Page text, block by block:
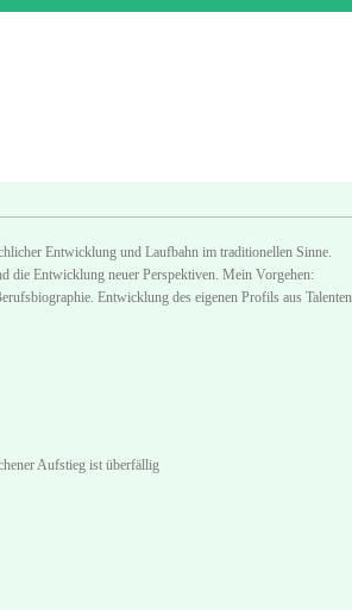
Entwicklung und Laufbahn im traditionellen Sinne.
die Entwicklung neuer Perspektiven. Mein Vorgehen:
Entwicklung des eigenen Profils aus Talenten,
Aufstieg ist überfällig